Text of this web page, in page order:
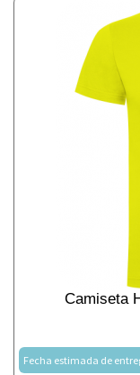
Camiseta
Fecha estimada de